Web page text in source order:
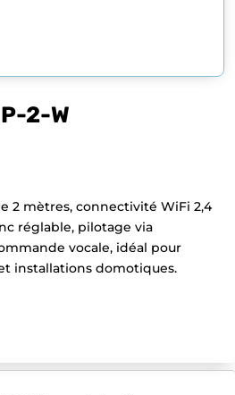
2-W
2 mètres, connectivité WiFi 2,4
réglable, pilotage via
vocale, idéal pour
installations domotiques.